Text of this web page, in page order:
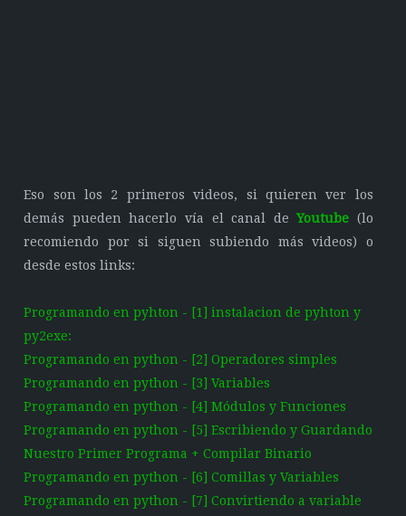
Eso son los 2 primeros videos, si quieren ver los
demás pueden hacerlo vía el canal deYoutube (lo
recomiendo por si siguen subiendo más videos) o
desde estos links:
Programando en pyhton - [1] instalacion de pyhton y
py2exe:
Programando en python - [2] Operadores simples
Programando en python - [3] Variables
Programando en python - [4] Módulos y Funciones
Programando en python - [5] Escribiendo y Guardando
Nuestro Primer Programa + Compilar Binario
Programando en python - [6] Comillas y Variables
Programando en python - [7] Convirtiendo a variable